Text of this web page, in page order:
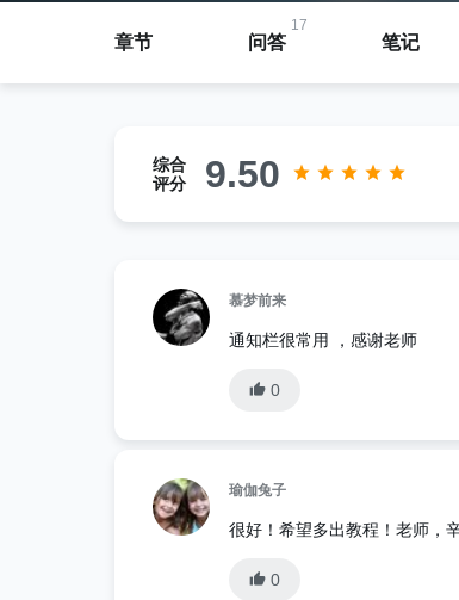
章节
17
问答 笔记
综合
评分
9.50
慕梦前来
通知栏很常用 ，感谢老师
0
瑜伽兔子
很好！希望多出教程！老师，
0